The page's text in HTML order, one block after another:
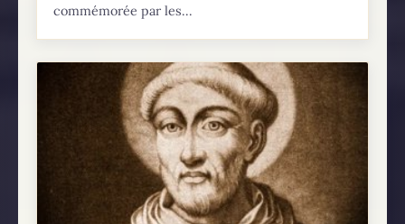
commémorée par les...